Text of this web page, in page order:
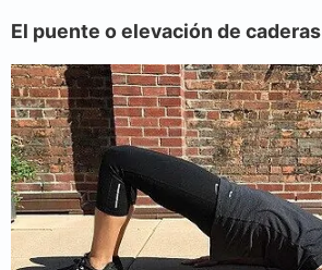
El puente o elevación de caderas